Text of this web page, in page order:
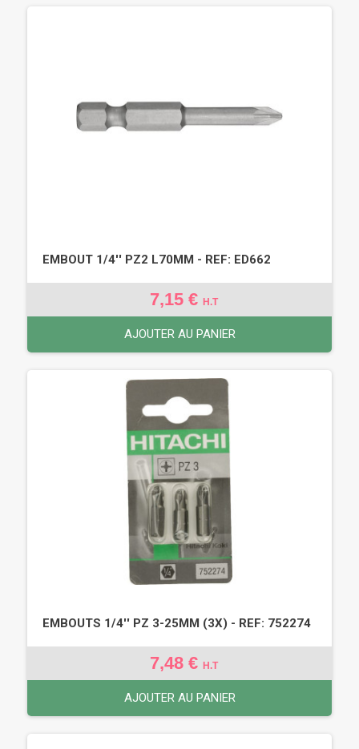
EMBOUT 1/4'' PZ2 L70MM - REF: ED662
7,15 € H.T
AJOUTER AU PANIER
EMBOUTS 1/4'' PZ 3-25MM (3X) - REF: 752274
7,48 € H.T
AJOUTER AU PANIER